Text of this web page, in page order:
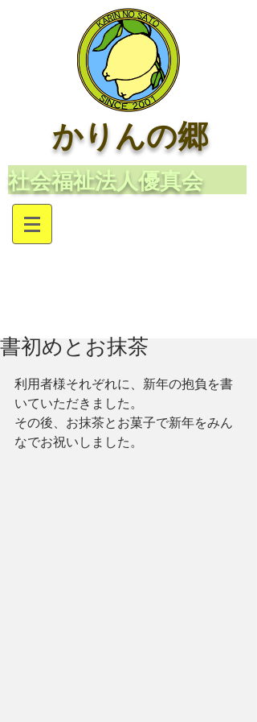
かりんの郷
​社会福祉法人優真会
書初めとお抹茶
利用者様それぞれに、新年の抱負を書
いていただきました。
その後、お抹茶とお菓子で新年をみん
なでお祝いしました。